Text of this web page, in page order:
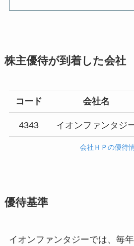
株主優待が到着した会社
コード 会社名
4343 イオンファンタジ
会社ＨＰの優待
優待基準
イオンファンタジーでは、毎年